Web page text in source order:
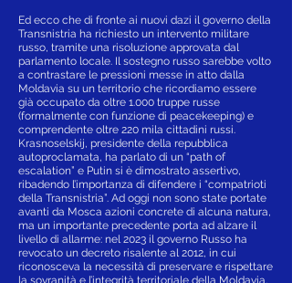
Ed ecco che di fronte ai nuovi dazi il governo della
Transnistria ha richiesto un intervento militare
russo, tramite una risoluzione approvata dal
parlamento locale. Il sostegno russo sarebbe volto
a contrastare le pressioni messe in atto dalla
Moldavia su un territorio che ricordiamo essere
già occupato da oltre 1.000 truppe russe
(formalmente con funzione di peacekeeping) e
comprendente oltre 220 mila cittadini russi.
Krasnoselskij, presidente della repubblica
autoproclamata, ha parlato di un “path of
escalation” e Putin si è dimostrato assertivo,
ribadendo l’importanza di difendere i “compatrioti
della Transnistria”. Ad oggi non sono state portate
avanti da Mosca azioni concrete di alcuna natura,
ma un importante precedente porta ad alzare il
livello di allarme: nel 2023 il governo Russo ha
revocato un decreto risalente al 2012, in cui
riconosceva la necessità di preservare e rispettare
la sovranità e l’integrità territoriale della Moldavia,